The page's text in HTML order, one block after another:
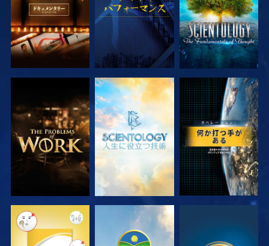
シリーズを探求 シリーズを探求 観る
観る 観る 観る